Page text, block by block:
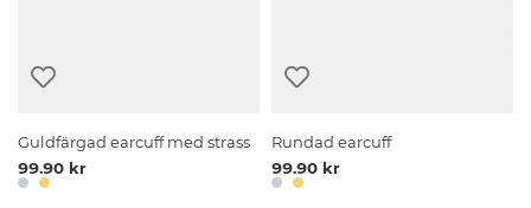
Guldfärgad earcuff med strass
99.90 kr
Rundad earcuff
99.90 kr